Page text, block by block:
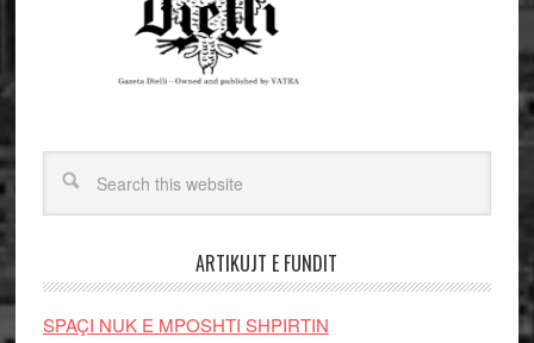
ARTIKUJT E FUNDIT
SPAÇI NUK E MPOSHTI SHPIRTIN